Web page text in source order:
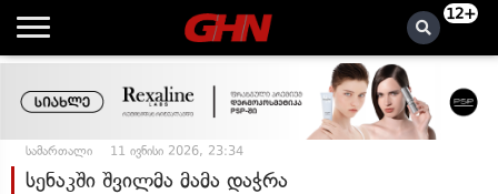
12+
სამართალი 11 ივნისი 2026, 23:34
სენაკში შვილმა მამა დაჭრა